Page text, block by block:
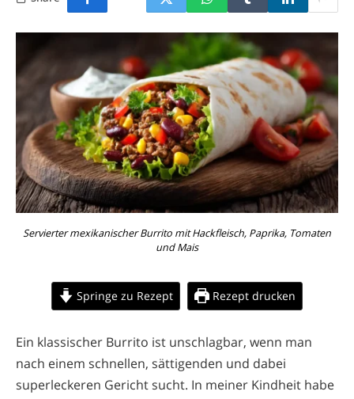
Servierter mexikanischer Burrito mit Hackfleisch, Paprika, Tomaten
und Mais
Springe zu Rezept Rezept drucken
Ein klassischer Burrito ist unschlagbar, wenn man
nach einem schnellen, sättigenden und dabei
superleckeren Gericht sucht. In meiner Kindheit habe